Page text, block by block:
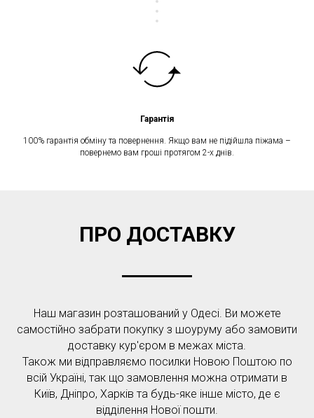
Гарантія
100% гарантія обміну та повернення. Якщо вам не підійшла піжама –
повернемо вам гроші протягом 2-х днів.
ПРО ДОСТАВКУ
Наш магазин розташований у Одесі. Ви можете
самостійно забрати покупку з шоуруму або замовити
доставку кур'єром в межах міста.
Також ми відправляємо посилки Новою Поштою по
всій Україні, так що замовлення можна отримати в
Київ, Дніпро, Харків та будь-яке інше місто, де є
відділення Нової пошти.